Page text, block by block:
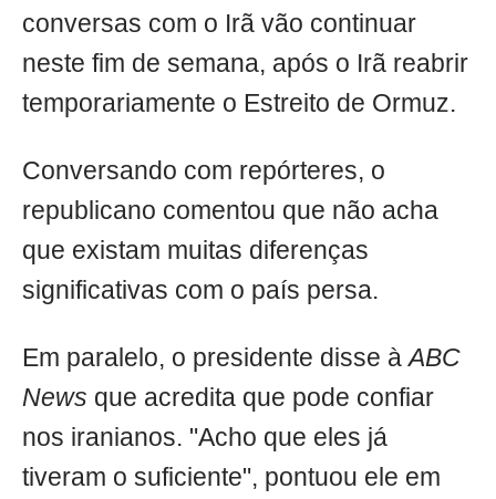
conversas com o Irã vão continuar
neste fim de semana, após o Irã reabrir
temporariamente o Estreito de Ormuz.
Conversando com repórteres, o
republicano comentou que não acha
que existam muitas diferenças
significativas com o país persa.
Em paralelo, o presidente disse àABC
News que acredita que pode confiar
nos iranianos. "Acho que eles já
tiveram o suficiente", pontuou ele em